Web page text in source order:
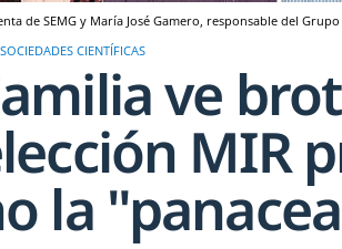
de SEMG y María José Gamero, responsable del
SOCIEDADES CIENTÍFICAS
ve
MIR
la